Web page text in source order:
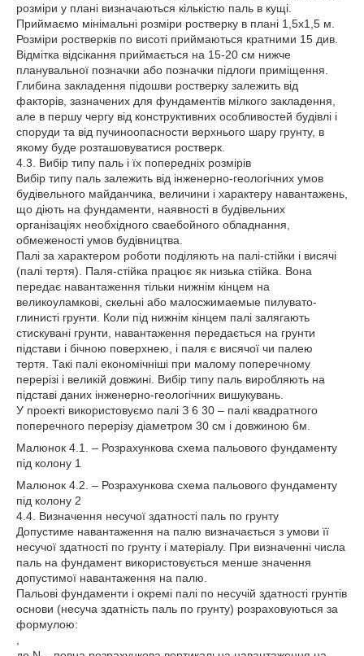
розміри у плані визначаються кількістю паль в кущі.
Приймаємо мінімальні розміри ростверку в плані 1,5х1,5 м.
Розміри ростверків по висоті приймаються кратними 15 див.
Відмітка відсікання приймається на 15-20 см нижче
планувальної позначки або позначки підлоги приміщення.
Глибина закладення підошви ростверку залежить від
факторів, зазначених для фундаментів мілкого закладення,
але в першу чергу від конструктивних особливостей будівлі і
споруди та від пучиноопасности верхнього шару грунту, в
якому буде розташовуватися ростверк.
4.3. Вибір типу паль і їх попередніх розмірів
Вибір типу паль залежить від інженерно-геологічних умов
будівельного майданчика, величини і характеру навантажень,
що діють на фундаменти, наявності в будівельних
організаціях необхідного сваебойного обладнання,
обмеженості умов будівництва.
Палі за характером роботи поділяють на палі-стійки і висячі
(палі тертя). Паля-стійка працює як низька стійка. Вона
передає навантаження тільки нижнім кінцем на
великоуламкові, скельні або малосжимаемые пилувато-
глинисті грунти. Коли під нижнім кінцем палі залягають
стискувані грунти, навантаження передається на грунти
підстави і бічною поверхнею, і паля є висячої чи палею
тертя. Такі палі економічніші при малому поперечному
перерізі і великій довжині. Вибір типу паль виробляють на
підставі даних інженерно-геологічних вишукувань.
У проекті використовуємо палі З 6 30 – палі квадратного
поперечного перерізу діаметром 30 см і довжиною 6м.
Малюнок 4.1. – Розрахункова схема пальового фундаменту
під колону 1
Малюнок 4.2. – Розрахункова схема пальового фундаменту
під колону 2
4.4. Визначення несучої здатності паль по грунту
Допустиме навантаження на палю визначається з умови її
несучої здатності по грунту і матеріалу. При визначенні числа
паль на фундамент використовується менше значення
допустимої навантаження на палю.
Пальові фундаменти і окремі палі по несучій здатності грунтів
основи (несуча здатність паль по грунту) розраховуються за
формулою: